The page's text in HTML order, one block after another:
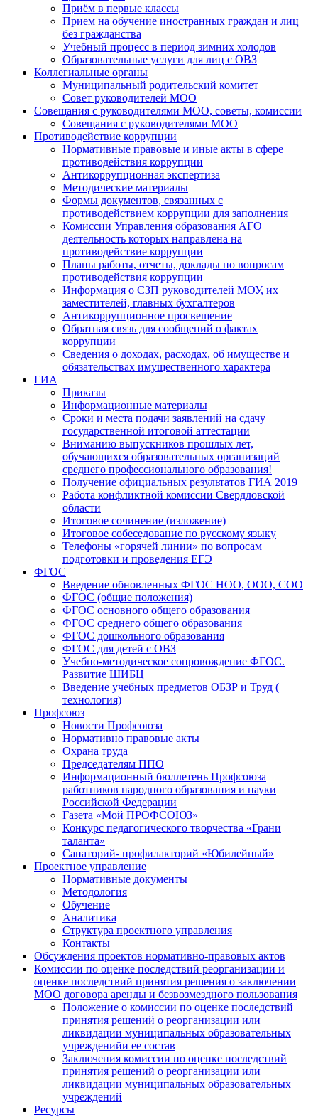
Приём в первые классы
Прием на обучение иностранных граждан и лиц
без гражданства
Учебный процесс в период зимних холодов
Образовательные услуги для лиц с ОВЗ
Коллегиальные органы
Муниципальный родительский комитет
Совет руководителей МОО
Совещания с руководителями МОО, советы, комиссии
Совещания с руководителями МОО
Противодействие коррупции
Нормативные правовые и иные акты в сфере
противодействия коррупции
Антикоррупционная экспертиза
Методические материалы
Формы документов, связанных с
противодействием коррупции для заполнения
Комиссии Управления образования АГО
деятельность которых направлена на
противодействие коррупции
Планы работы, отчеты, доклады по вопросам
противодействия коррупции
Информация о СЗП руководителей МОУ, их
заместителей, главных бухгалтеров
Антикоррупционное просвещение
Обратная связь для сообщений о фактах
коррупции
Сведения о доходах, расходах, об имуществе и
обязательствах имущественного характера
ГИА
Приказы
Информационные материалы
Сроки и места подачи заявлений на сдачу
государственной итоговой аттестации
Вниманию выпускников прошлых лет,
обучающихся образовательных организаций
среднего профессионального образования!
Получение официальных результатов ГИА 2019
Работа конфликтной комиссии Свердловской
области
Итоговое сочинение (изложение)
Итоговое собеседование по русскому языку
Телефоны «горячей линии» по вопросам
подготовки и проведения ЕГЭ
ФГОС
Введение обновленных ФГОС НОО, ООО, СОО
ФГОС (общие положения)
ФГОС основного общего образования
ФГОС среднего общего образования
ФГОС дошкольного образования
ФГОС для детей с ОВЗ
Учебно-методическое сопровождение ФГОС.
Развитие ШИБЦ
Введение учебных предметов ОБЗР и Труд (
технология)
Профсоюз
Новости Профсоюза
Нормативно правовые акты
Охрана труда
Председателям ППО
Информационный бюллетень Профсоюза
работников народного образования и науки
Российской Федерации
Газета «Мой ПРОФСОЮЗ»
Конкурс педагогического творчества «Грани
таланта»
Санаторий- профилакторий «Юбилейный»
Проектное управление
Нормативные документы
Методология
Обучение
Аналитика
Структура проектного управления
Контакты
Обсуждения проектов нормативно-правовых актов
Комиссии по оценке последствий реорганизации и
оценке последствий принятия решения о заключении
МОО договора аренды и безвозмездного пользования
Положение о комиссии по оценке последствий
принятия решений о реорганизации или
ликвидации муниципальных образовательных
учрежденийи ее состав
Заключения комиссии по оценке последствий
принятия решений о реорганизации или
ликвидации муниципальных образовательных
учреждений
Ресурсы